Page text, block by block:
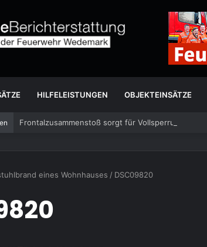
HILFELEISTUNGEN OBJEKTEINSÄTZE
Frontalzusammenstoß sorgt für Vollsperrung
eines Wohnhauses / DSC09820